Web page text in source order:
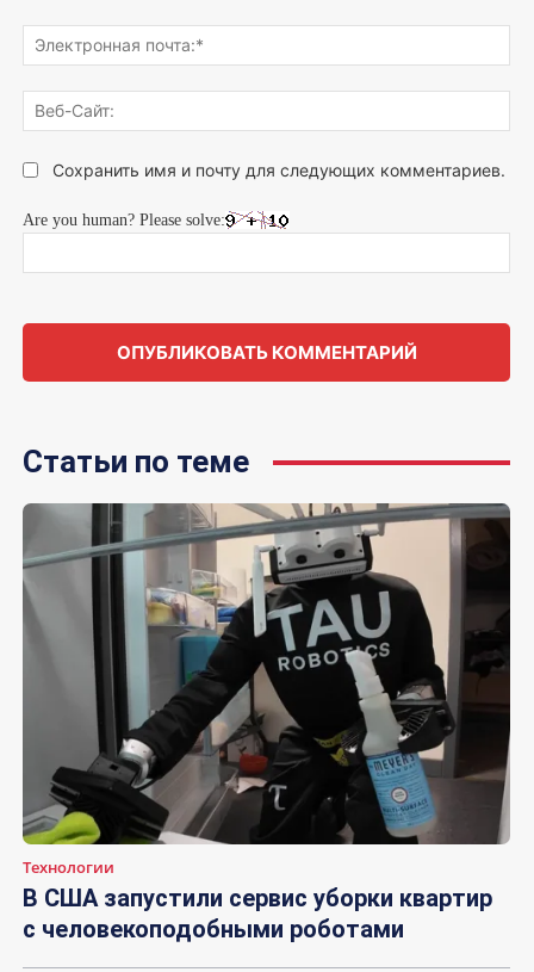
Сохранить имя и почту для следующих комментариев.
Are you human? Please solve:
Статьи по теме
Технологии
В США запустили сервис уборки квартир
с человекоподобными роботами